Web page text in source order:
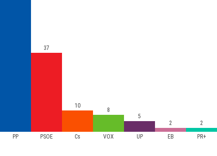
PP PSOE Cs VOX UP EB PR+
37
10
8
5
2
2